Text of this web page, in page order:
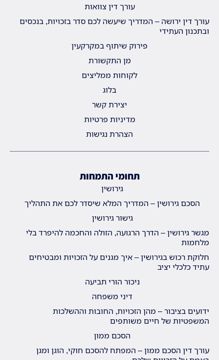
עורך דין צוואות
עורך דין ירושה – המדריך שיעשה לכם סדר בזכויות, בנכסים
ובתכנון העתידי
פירוק שיתוף במקרקעין
מן התקשורת
לקוחות ממליצים
בלוג
יצירת קשר
מדיניות פרטיות
הצהרת נגישות
תחומי התמחות
גירושין
הסכם גירושין – המדריך המלא שיסדר לכם את התהליך
גישור גירושין
מגשר גירושין – הדרך הרגועה, הזולה והחכמה להיפרד בלי
מלחמות
חלוקת רכוש בגירושין – איך מגנים על הזכויות ומבטיחים
עתיד כלכלי יציב
ניכור הורי תביעה
דיני משפחה
ידועים בציבור – מהן הזכויות, החובות וההשלכות
המשפטיות של חיים משותפים
הסכם ממון
עורך דין הסכם ממון – המפתח להסכם חוקי, הוגן ומגן